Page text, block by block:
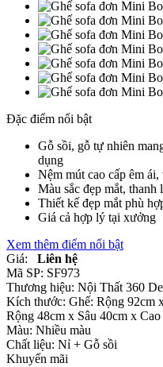
Đặc điểm nổi bật
Gỗ sồi, gỗ tự nhiên
dụng
Nệm mút cao cấp êm
Màu sắc đẹp mắt, thanh
Thiết kế đẹp mắt phù
Giá cả hợp lý tại xưởng
Xem thêm điểm nổi bật
Giá:
Liên hệ
Mã SP: SF973
Thương hiệu: Nội Thất 360
Kích thước: Ghế: Rộng 92cm
Rộng 48cm x Sâu 40cm x
Màu: Nhiều màu
Chất liệu: Nỉ + Gỗ sồi
Khuyến mãi